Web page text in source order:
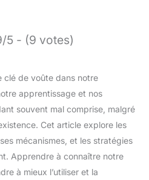
5 - (9 votes)
clé de voûte dans notre
apprentissage et nos
souvent mal comprise, malgré
Cet article explore les
mécanismes, et les stratégies
Apprendre à connaître notre
à mieux l’utiliser et la